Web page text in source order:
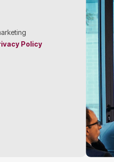
Policy